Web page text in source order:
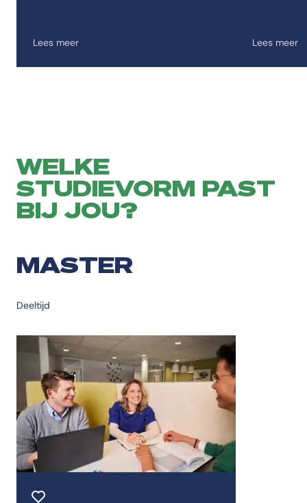
Lees meer Lees meer
WELKE
STUDIEVORM PAST
BIJ JOU?
MASTER
Deeltijd